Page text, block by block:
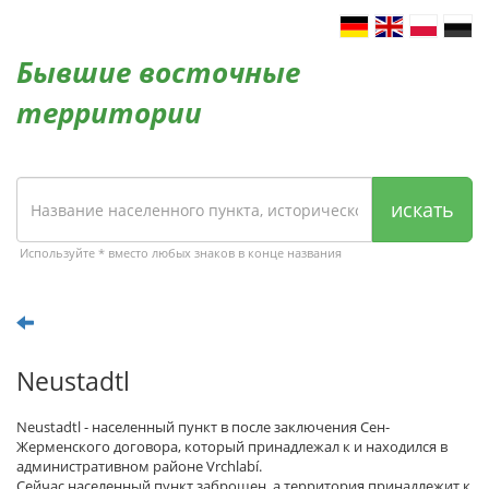
Бывшие восточные
территории
искать
Используйте * вместо любых знаков в конце названия
Neustadtl
Neustadtl - населенный пункт в после заключения Сен-
Жерменского договора, который принадлежал к и находился в
административном районе Vrchlabí.